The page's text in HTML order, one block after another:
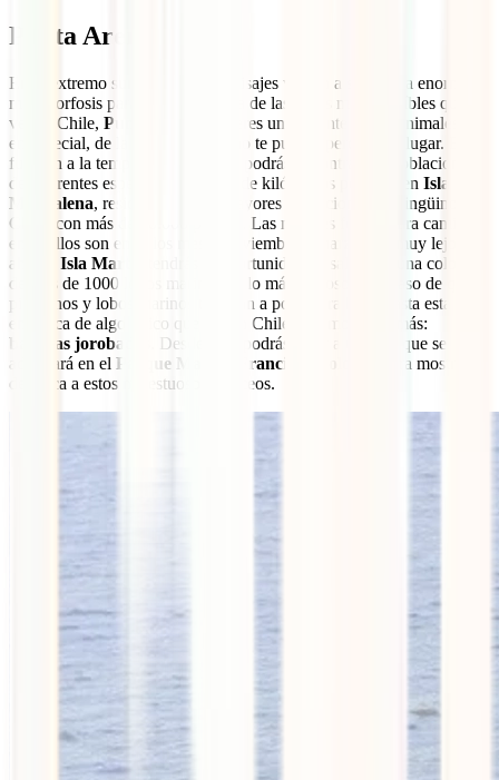
Punta Arenas
En el extremo sur del país, los paisajes vuelen a sufrir una enorme
metamorfosis para regalarnos otra de las cosas más increíbles que
ver en Chile, Punta Arenas
. Si eres una amante de los animales y,
en especial, de la fauna marina, no te puedes perder este lugar. En
función a la temporada que elijas podrás encontrar ahí poblaciones
de diferentes especies. A solo 35 de kilómetros por mar, en Isla
Magdalena, reside una de las mayores poblaciones de pingüinos de
Chile, con más de 60.000 parejas. Las mejores fechas para caminar
entre ellos son entre los meses noviembre y marzo. No muy lejos de
ahí, en Isla Marta
, tendrás la oportunidad de saludar a una colonia
de más de 1000 lobos marinos de lo más ruidosos. En caso de que
pingüinos y lobos marinos te sepan a poco para bajar hasta esta zona
en busca de algo único que ver en Chile, tenemos algo más:
ballenas jorobadas
. Desde aquí podrás subir a un bote que se
adentrará en el Parque Marino Francisco Coloane
para mostrarte
de cerca a estos majestuosos cetáceos.